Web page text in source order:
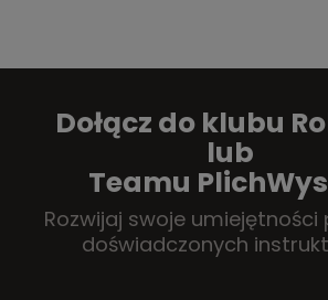
Dołącz do klubu
lub
Teamu
Rozwijaj swoje umiejętności
doświadczonych